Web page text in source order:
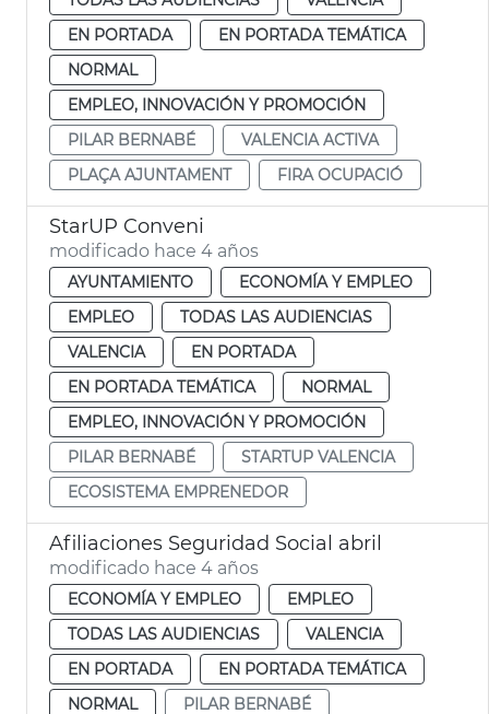
EN PORTADA
EN PORTADA TEMÁTICA
NORMAL
EMPLEO, INNOVACIÓN Y PROMOCIÓN
PILAR BERNABÉ
VALENCIA ACTIVA
PLAÇA AJUNTAMENT
FIRA OCUPACIÓ
StarUP Conveni
modificado hace 4 años
AYUNTAMIENTO
ECONOMÍA Y EMPLEO
EMPLEO
TODAS LAS AUDIENCIAS
VALENCIA
EN PORTADA
EN PORTADA TEMÁTICA
NORMAL
EMPLEO, INNOVACIÓN Y PROMOCIÓN
PILAR BERNABÉ
STARTUP VALENCIA
ECOSISTEMA EMPRENEDOR
Afiliaciones Seguridad Social abril
modificado hace 4 años
ECONOMÍA Y EMPLEO
EMPLEO
TODAS LAS AUDIENCIAS
VALENCIA
EN PORTADA
EN PORTADA TEMÁTICA
NORMAL
PILAR BERNABÉ